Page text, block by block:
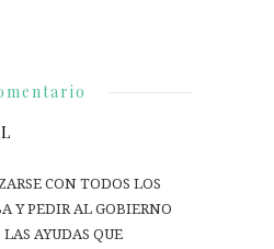
CON TODOS LOS
Y PEDIR AL GOBIERNO
AYUDAS QUE